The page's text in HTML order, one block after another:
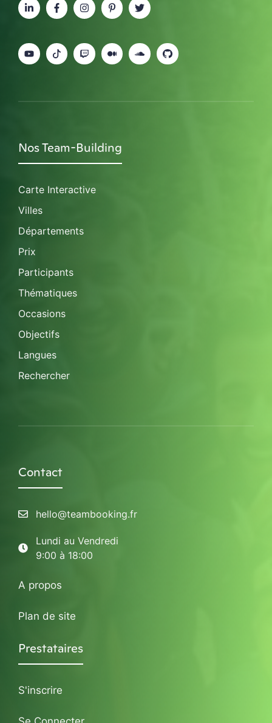
Nos Team-Building
Carte Interactive
Villes
Départements
Prix
Participants
Thématiques
Occasions
Objectifs
Langues
Rechercher
Contact
hello@teambooking.fr
Lundi au Vendredi
9:00 à 18:00
A propos
Plan de site
Prestataires
S'inscrire